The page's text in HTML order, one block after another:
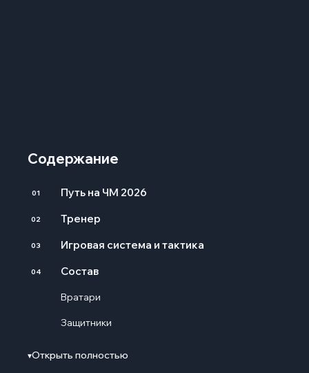
Содержание
01 Путь на ЧМ 2026
02 Тренер
03 Игровая система и тактика
04 Состав
Вратари
Защитники
▾Открыть полностью